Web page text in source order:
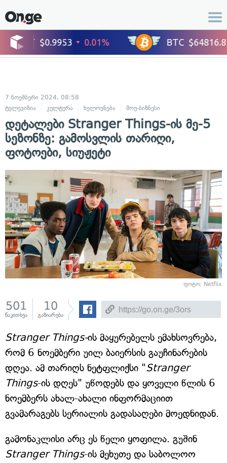
7 ნოემბერი 2024, 08:58
ტელევიზია
კულტურა ხელოვნება შოუ-ბიზნესი
დეტალები Stranger Things-ის მე-5
სეზონზე: გამოსვლის თარიღი,
ფოტოები, სიუჟეტი
ფოტო: Netflix
501
წაკითხვა
10
გაზიარება
Stranger Things-ის მაყურებელს ემახსოვრება,
რომ 6 ნოემბერი უილ ბაიერსის გაუჩინარების
დღეა. ამ თარიღს ნეტფლიქსი "Stranger
Things-ის დღეს" უწოდებს და ყოველი წლის 6
ნოემბერს ახალ-ახალი ინფორმაციით
გვამარაგებს სერიალის გადასაღები მოედნიდან.
გამონაკლისი არც ეს წელი ყოფილა. გუშინ
Stranger Things-ის მეხუთე და საბოლოო